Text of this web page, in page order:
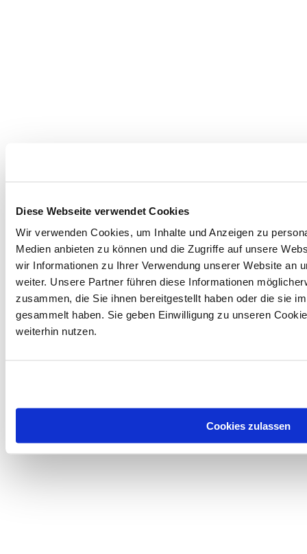
Diese Webseite verwendet Cookies
Wir verwenden Cookies, um Inhalte und Anzeigen zu
Medien anbieten zu können und die Zugriffe auf unsere
wir Informationen zu Ihrer Verwendung unserer Website an
weiter. Unsere Partner führen diese Informationen
zusammen, die Sie ihnen bereitgestellt haben oder die sie
gesammelt haben. Sie geben Einwilligung zu unseren
weiterhin nutzen.
Cookies zulassen